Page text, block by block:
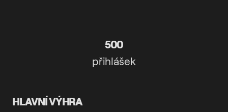
500
přihlášek
HLAVNÍ VÝHRA